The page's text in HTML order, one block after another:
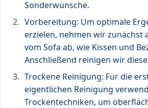
Sonderwünsche.
Vorbereitung: Um optimale
erzielen, nehmen wir zunächst
vom Sofa ab, wie Kissen und
Anschließend reinigen wir
Trockene Reinigung: Für die
eigentlichen Reinigung
Trockentechniken, um